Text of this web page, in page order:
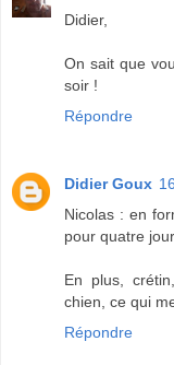
Didier,
On sait que
soir !
Répondre
Didier Goux
Nicolas : en
pour quatre
En plus,
chien, ce qui
Répondre